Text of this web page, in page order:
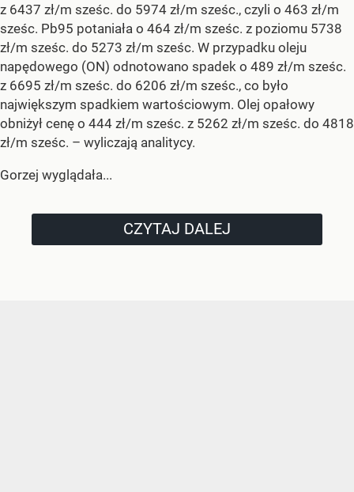
z 6437 zł/m sześc. do 5974 zł/m sześc., czyli o 463 zł/m
sześc. Pb95 potaniała o 464 zł/m sześc. z poziomu 5738
zł/m sześc. do 5273 zł/m sześc. W przypadku oleju
napędowego (ON) odnotowano spadek o 489 zł/m sześc.
z 6695 zł/m sześc. do 6206 zł/m sześc., co było
największym spadkiem wartościowym. Olej opałowy
obniżył cenę o 444 zł/m sześc. z 5262 zł/m sześc. do 4818
zł/m sześc. – wyliczają analitycy.
Gorzej wyglądała...
CZYTAJ DALEJ